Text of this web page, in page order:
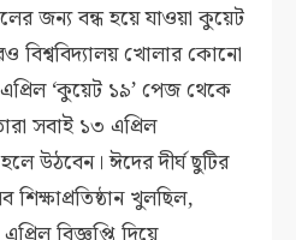
জন্য বন্ধ হয়ে যাওয়া কুয়েট
বিশ্ববিদ্যালয় খোলার কোনো
‘কুয়েট ১৯’ পেজ থেকে
সবাই ১৩ এপ্রিল
উঠবেন। ঈদের দীর্ঘ ছুটির
খুলছিল,